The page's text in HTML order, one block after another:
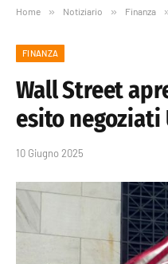
Home » Notiziario » Finanza
FINANZA
Wall Street
esito negoziati
10 Giugno 2025